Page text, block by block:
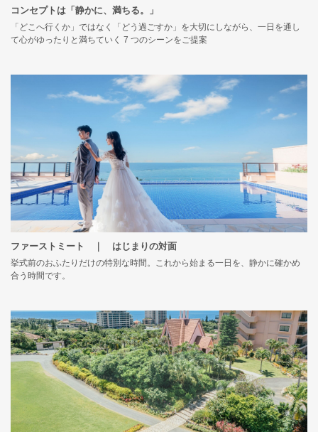
コンセプトは「静かに、満ちる。」
「どこへ行くか」ではなく「どう過ごすか」を大切にしながら、一日を通し
て心がゆったりと満ちていく 7 つのシーンをご提案
ファーストミート ｜ はじまりの対面
挙式前のおふたりだけの特別な時間。これから始まる一日を、静かに確かめ
合う時間です。